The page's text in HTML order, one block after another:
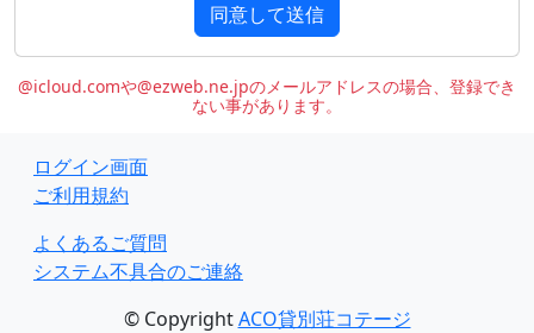
同意して送信
@icloud.comや@ezweb.ne.jpのメールアドレスの場合、登録でき
ない事があります。
ログイン画面
ご利用規約
よくあるご質問
システム不具合のご連絡
© CopyrightACO貸別荘コテージ